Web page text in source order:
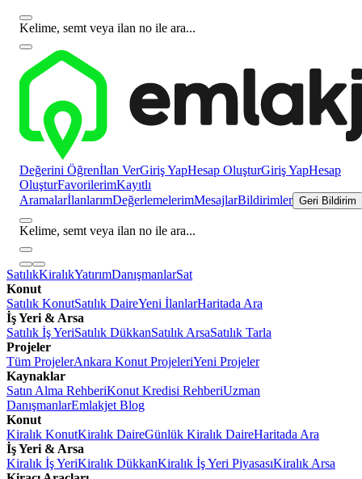
Kelime, semt veya ilan no ile ara...
Değerini Öğrenİlan VerGiriş YapHesap OluşturGiriş YapHesap
OluşturFavorilerimKayıtlı
AramalarİlanlarımDeğerlemelerimMesajlarBildirimler Geri Bildirim
Kelime, semt veya ilan no ile ara...
SatılıkKiralıkYatırımDanışmanlarSat
Konut
Satılık KonutSatılık DaireYeni İlanlarHaritada Ara
İş Yeri & Arsa
Satılık İş YeriSatılık DükkanSatılık ArsaSatılık Tarla
Projeler
Tüm ProjelerAnkara Konut ProjeleriYeni Projeler
Kaynaklar
Satın Alma RehberiKonut Kredisi RehberiUzman
DanışmanlarEmlakjet Blog
Konut
Kiralık KonutKiralık DaireGünlük Kiralık DaireHaritada Ara
İş Yeri & Arsa
Kiralık İş YeriKiralık DükkanKiralık İş Yeri PiyasasıKiralık Arsa